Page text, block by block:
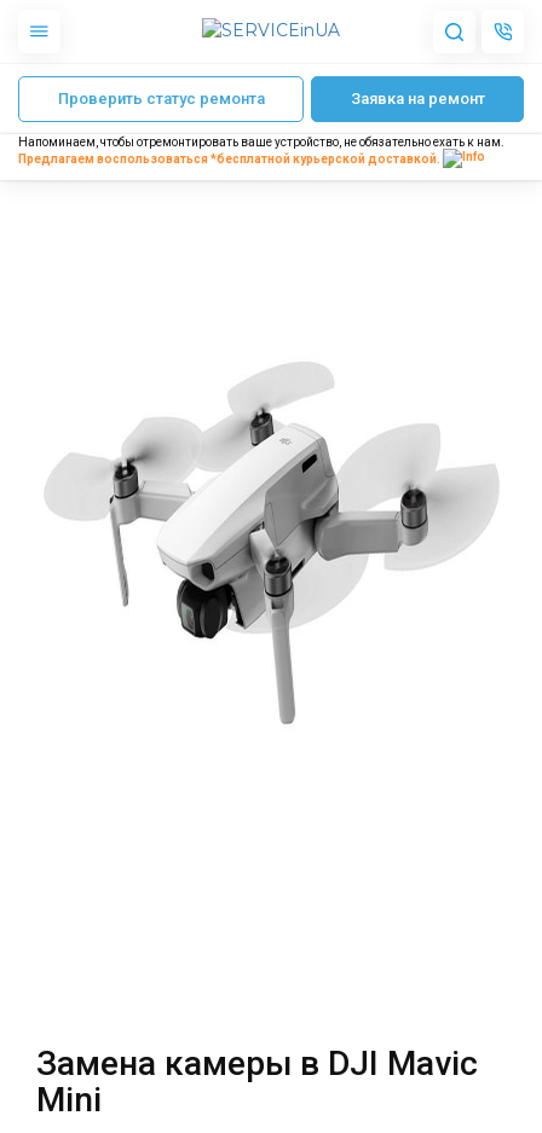
Apple
Гаджеты
Акустика
Партнерам
Интернет-магазин
Запчасти для смартфонов
Позняки
г. Киев, ул. Анны Ахматовой, 30
г. Киев, ул. Казимира Малевича, 87
Проверить статус ремонта Заявка на ремонт
Напоминаем, чтобы отремонтировать ваше устройство, не обязательно ехать к нам.
Предлагаем воспользоваться *бесплатнойкурьерской доставкой.
Главная Ремонт DJI Mavic Mini Замена камеры в
Замена камеры в DJI Mavic
Mini